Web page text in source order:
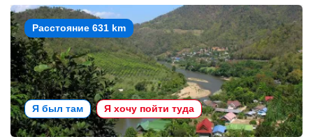
Расстояние 631 km
Я был там Я хочу пойти туда